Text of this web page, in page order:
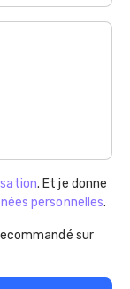
. Et je donne
personnelles.
sur